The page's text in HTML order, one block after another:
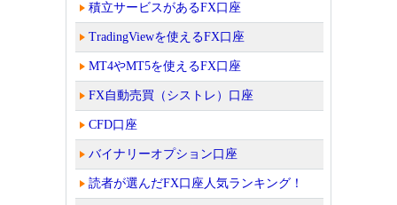
積立サービスがあるFX口座
TradingViewを使えるFX口座
MT4やMT5を使えるFX口座
FX自動売買（シストレ）口座
CFD口座
バイナリーオプション口座
読者が選んだFX口座人気ランキング！